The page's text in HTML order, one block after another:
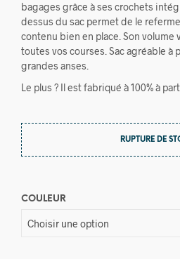
bagages grâce à ses crochets
dessus du sac permet de le
contenu bien en place. Son volume
toutes vos courses. Sac agréable à
grandes anses.
Le plus ? Il est fabriqué à 100% à
RUPTURE DE
COULEUR